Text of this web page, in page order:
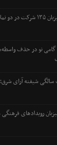
مشهد میزبان ۱۳۵
گامی نو در حذف
شیفته آرای
رویدادهای